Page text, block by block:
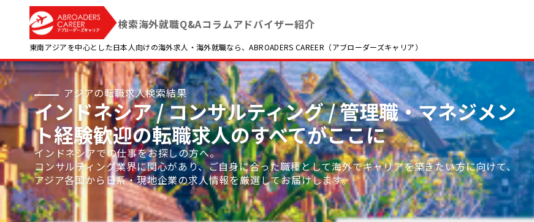
検索海外就職Q&Aコラムアドバイザー紹介
東南アジアを中心とした日本人向けの海外求人・海外就職なら、ABROADERS CAREER（アブローダーズキャリア）
アジアの転職求人検索結果
インドネシア / コンサルティング / 管理職・マネジメン
ト経験歓迎の転職求人のすべてがここに
インドネシアでの仕事をお探しの方へ。
コンサルティング業界に関心があり、ご自身に合った職種として海外でキャリアを築きたい方に向けて、
アジア各国から日系・現地企業の求人情報を厳選してお届けします。